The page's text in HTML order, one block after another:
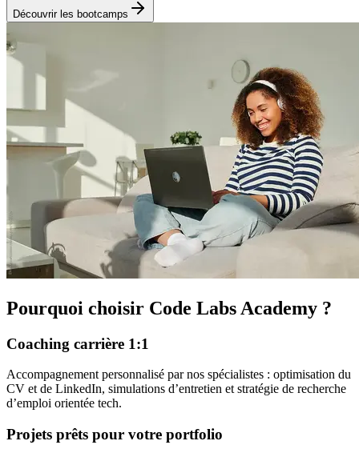
Découvrir les bootcamps
Pourquoi choisir Code Labs Academy ?
Coaching carrière 1:1
Accompagnement personnalisé par nos spécialistes : optimisation du
CV et de LinkedIn, simulations d’entretien et stratégie de recherche
d’emploi orientée tech.
Projets prêts pour votre portfolio